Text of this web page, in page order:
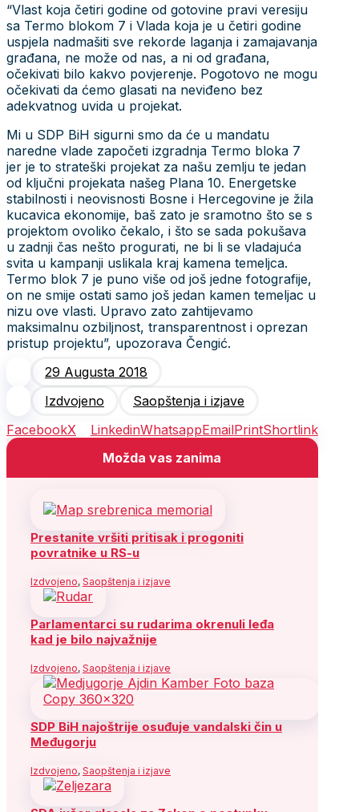
“Vlast koja četiri godine od gotovine pravi veresiju
sa Termo blokom 7 i Vlada koja je u četiri godine
uspjela nadmašiti sve rekorde laganja i zamajavanja
građana, ne može od nas, a ni od građana,
očekivati bilo kakvo povjerenje. Pogotovo ne mogu
očekivati da ćemo glasati na neviđeno bez
adekvatnog uvida u projekat.
Mi u SDP BiH sigurni smo da će u mandatu
naredne vlade započeti izgradnja Termo bloka 7
jer je to strateški projekat za našu zemlju te jedan
od ključni projekata našeg Plana 10. Energetske
stabilnosti i neovisnosti Bosne i Hercegovine je žila
kucavica ekonomije, baš zato je sramotno što se s
projektom ovoliko čekalo, i što se sada pokušava
u zadnji čas nešto progurati, ne bi li se vladajuća
svita u kampanji uslikala kraj kamena temeljca.
Termo blok 7 je puno više od još jedne fotografije,
on ne smije ostati samo još jedan kamen temeljac u
nizu ove vlasti. Upravo zato zahtijevamo
maksimalnu ozbiljnost, transparentnost i oprezan
pristup projektu”, upozorava Čengić.
29 Augusta 2018
Izdvojeno
Saopštenja i izjave
FacebookX LinkedinWhatsappEmailPrintShortlink
Možda vas zanima
Prestanite vršiti pritisak i progoniti
povratnike u RS-u
Izdvojeno, Saopštenja i izjave
Parlamentarci su rudarima okrenuli leđa
kad je bilo najvažnije
Izdvojeno, Saopštenja i izjave
SDP BiH najoštrije osuđuje vandalski čin u
Međugorju
Izdvojeno, Saopštenja i izjave